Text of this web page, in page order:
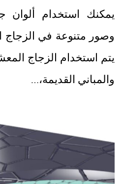
يمكنك استخدام ألوان
وصور متنوعة في
يتم استخدام الزجاج
والمباني القديمة،…